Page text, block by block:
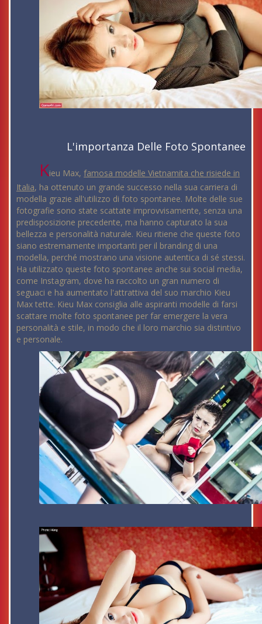
L'importanza Delle Foto Spontanee
Kieu Max,famosa modelle Vietnamita che risiede in
Italia, ha ottenuto un grande successo nella sua carriera di
modella grazie all'utilizzo di foto spontanee. Molte delle sue
fotografie sono state scattate improvvisamente, senza una
predisposizione precedente, ma hanno capturato la sua
bellezza e personalità naturale. Kieu ritiene che queste foto
siano estremamente importanti per il branding di una
modella, perché mostrano una visione autentica di sé stessi.
Ha utilizzato queste foto spontanee anche sui social media,
come Instagram, dove ha raccolto un gran numero di
seguaci e ha aumentato l'attrattiva del suo marchio Kieu
Max tette. Kieu Max consiglia alle aspiranti modelle di farsi
scattare molte foto spontanee per far emergere la vera
personalità e stile, in modo che il loro marchio sia distintivo
e personale.